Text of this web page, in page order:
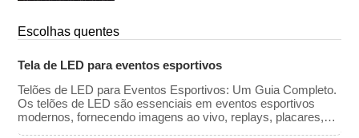
grande porte. Seja para alugar ou
comprar um telão de LED, entender a
faixa de preço e os principais fatores que
afetam o custo é crucial […]
Escolhas quentes
Tela de LED para eventos esportivos
Telões de LED para Eventos Esportivos: Um Guia Completo.
Os telões de LED são essenciais em eventos esportivos
modernos, fornecendo imagens ao vivo, replays, placares,
anúncios e recursos de interação com os fãs. Esses telões